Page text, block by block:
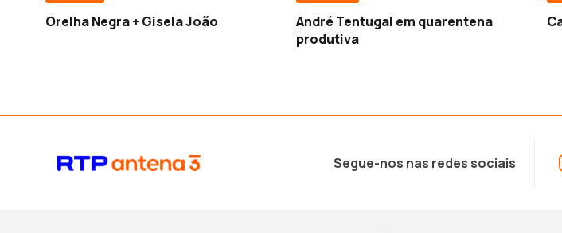
Orelha Negra + Gisela João
André Tentugal em quarentena
produtiva
Segue-nos nas redes sociais